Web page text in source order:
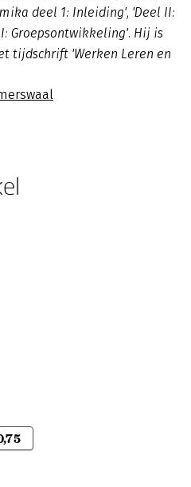
deel 1: Inleiding', 'Deel II:
Groepsontwikkeling'. Hij is
tijdschrift 'Werken Leren en